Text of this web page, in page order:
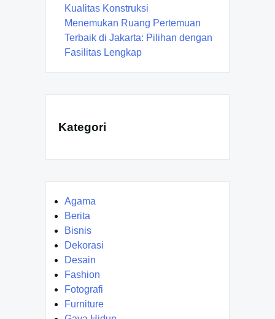
Kualitas Konstruksi
Menemukan Ruang Pertemuan
Terbaik di Jakarta: Pilihan dengan
Fasilitas Lengkap
Kategori
Agama
Berita
Bisnis
Dekorasi
Desain
Fashion
Fotografi
Furniture